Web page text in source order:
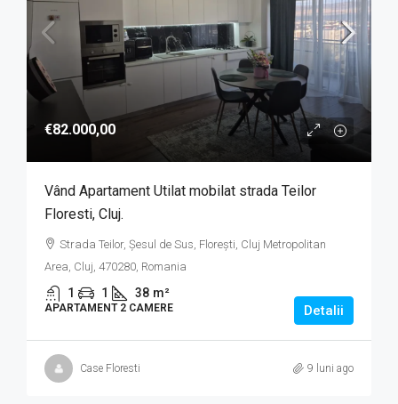
€82.000,00
Vând Apartament Utilat mobilat strada Teilor
Floresti, Cluj.
Strada Teilor, Șesul de Sus, Florești, Cluj Metropolitan
Area, Cluj, 470280, Romania
1 1 38 m²
APARTAMENT 2 CAMERE Detalii
Case Floresti 9 luni ago